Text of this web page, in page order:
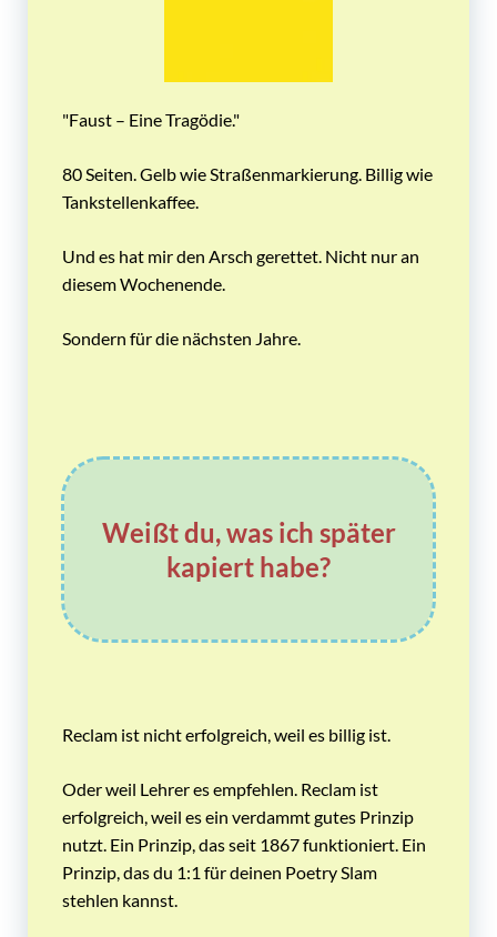
"Faust – Eine Tragödie."
80 Seiten. Gelb wie Straßenmarkierung. Billig wie
Tankstellenkaffee.
Und es hat mir den Arsch gerettet. Nicht nur an
diesem Wochenende.
Sondern für die nächsten Jahre.
Weißt du, was ich später
kapiert habe?
Reclam ist nicht erfolgreich, weil es billig ist.
Oder weil Lehrer es empfehlen. Reclam ist
erfolgreich, weil es ein verdammt gutes Prinzip
nutzt. Ein Prinzip, das seit 1867 funktioniert. Ein
Prinzip, das du 1:1 für deinen Poetry Slam
stehlen kannst.